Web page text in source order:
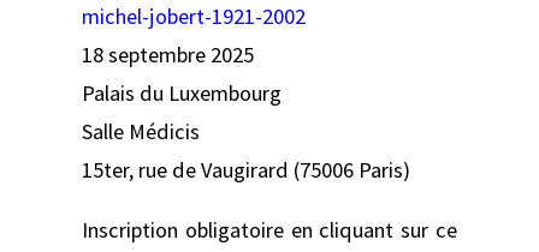
michel-jobert-1921-2002
18 septembre 2025
Palais du Luxembourg
Salle Médicis
15ter, rue de Vaugirard (75006 Paris)
Inscription obligatoire en cliquant sur ce